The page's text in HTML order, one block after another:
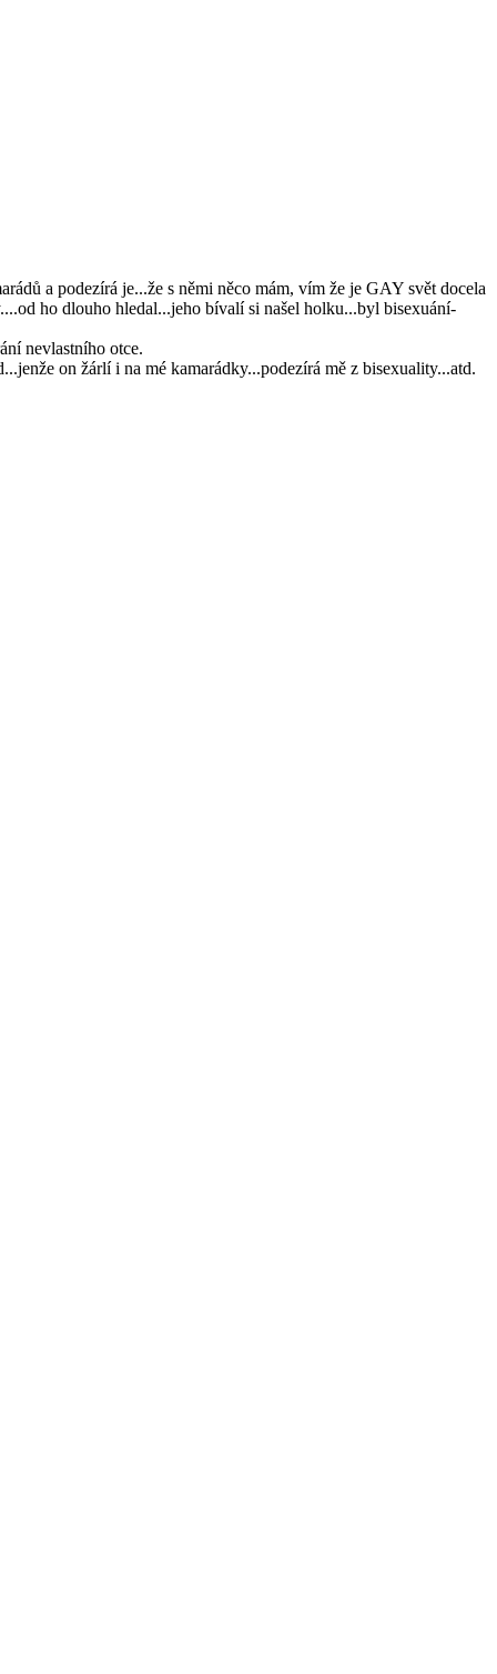
a podezírá je...že s němi něco mám, vím že je GAY svět docela
ho dlouho hledal...jeho bívalí si našel holku...byl bisexuání-
nevlastního otce.
on žárlí i na mé kamarádky...podezírá mě z bisexuality...atd.